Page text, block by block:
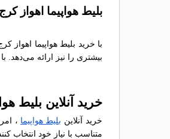
بلیط هواپیما اهواز
با خرید بلیط هواپیما
بیشتری را نیز ارائه می‌دهد.
خرید آنلاین بلیط
خرید آنلاین بلیط هواپیما ،
متناسب با نیاز خود انتخاب